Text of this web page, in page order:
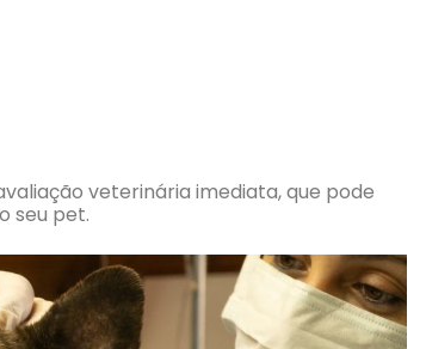
veterinária imediata, que pode
seu pet.